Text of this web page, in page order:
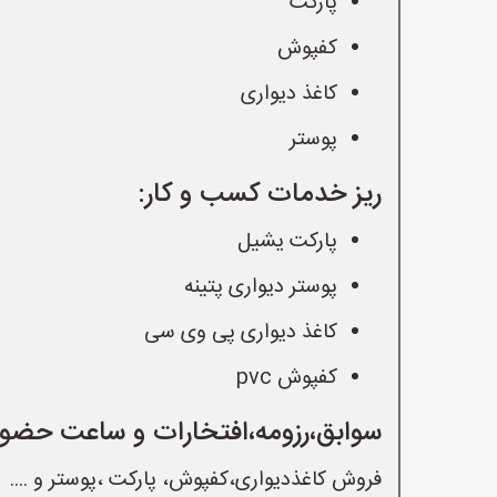
کفپوش
کاغذ دیواری
پوستر
ریز خدمات کسب و کار:
پارکت یشیل
پوستر دیواری پتینه
کاغذ دیواری پی وی سی
کفپوش pvc
سوابق،رزومه،افتخارات و ساعت
فروش کاغذدیواری،کفپوش، پارکت ،پوستر و ....